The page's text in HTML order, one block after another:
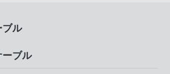
ブル
ーブル